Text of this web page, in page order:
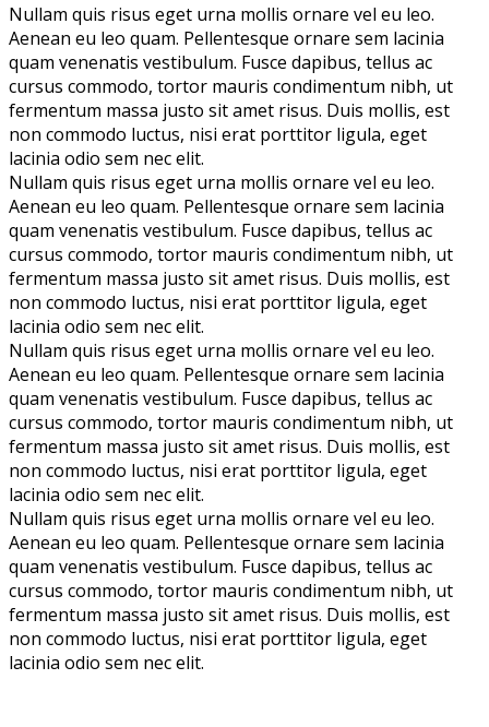
Nullam quis risus eget urna mollis ornare vel eu leo.
Aenean eu leo quam. Pellentesque ornare sem lacinia
quam venenatis vestibulum. Fusce dapibus, tellus ac
cursus commodo, tortor mauris condimentum nibh, ut
fermentum massa justo sit amet risus. Duis mollis, est
non commodo luctus, nisi erat porttitor ligula, eget
lacinia odio sem nec elit.
Nullam quis risus eget urna mollis ornare vel eu leo.
Aenean eu leo quam. Pellentesque ornare sem lacinia
quam venenatis vestibulum. Fusce dapibus, tellus ac
cursus commodo, tortor mauris condimentum nibh, ut
fermentum massa justo sit amet risus. Duis mollis, est
non commodo luctus, nisi erat porttitor ligula, eget
lacinia odio sem nec elit.
Nullam quis risus eget urna mollis ornare vel eu leo.
Aenean eu leo quam. Pellentesque ornare sem lacinia
quam venenatis vestibulum. Fusce dapibus, tellus ac
cursus commodo, tortor mauris condimentum nibh, ut
fermentum massa justo sit amet risus. Duis mollis, est
non commodo luctus, nisi erat porttitor ligula, eget
lacinia odio sem nec elit.
Nullam quis risus eget urna mollis ornare vel eu leo.
Aenean eu leo quam. Pellentesque ornare sem lacinia
quam venenatis vestibulum. Fusce dapibus, tellus ac
cursus commodo, tortor mauris condimentum nibh, ut
fermentum massa justo sit amet risus. Duis mollis, est
non commodo luctus, nisi erat porttitor ligula, eget
lacinia odio sem nec elit.